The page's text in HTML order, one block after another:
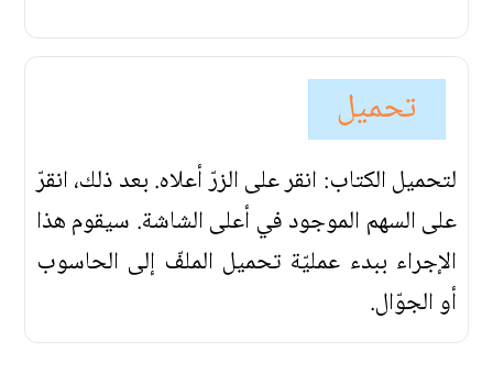
تحميل
لتحميل الكتاب: انقر على الزرّ أعلاه. بعد ذلك، انقرّ
على السهم الموجود في أعلى الشاشة. سيقوم هذا
الإجراء ببدء عمليّة تحميل الملفّ إلى الحاسوب
أو الجوّال.